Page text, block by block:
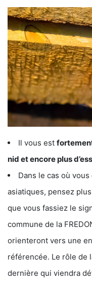
Il vous est
nid et encore plus
Dans le cas où
asiatiques, pensez
que vous fassiez le
commune de la
orienteront vers une
référencée. Le rôle de
dernière qui viendra